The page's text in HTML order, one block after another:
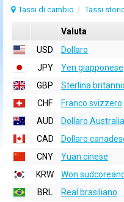
Tassi di cambio Tassi
Valuta
USD
Dollaro
JPY
Yen giapponese
GBP
Sterlina
CHF
Franco svizzero
AUD
Dollaro
CAD
Dollaro
CNY
Yuan cinese
KRW
Won
BRL
Real brasiliano